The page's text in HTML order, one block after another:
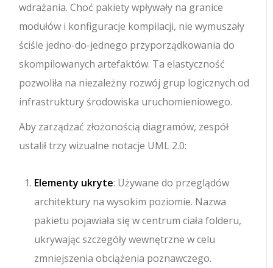
wdrażania. Choć pakiety wpływały na granice
modułów i konfiguracje kompilacji, nie wymuszały
ściśle jedno-do-jednego przyporządkowania do
skompilowanych artefaktów. Ta elastyczność
pozwoliła na niezależny rozwój grup logicznych od
infrastruktury środowiska uruchomieniowego.
Aby zarządzać złożonością diagramów, zespół
ustalił trzy wizualne notacje UML 2.0:
Elementy ukryte: Używane do przeglądów
architektury na wysokim poziomie. Nazwa
pakietu pojawiała się w centrum ciała folderu,
ukrywając szczegóły wewnętrzne w celu
zmniejszenia obciążenia poznawczego.